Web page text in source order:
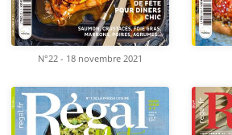
N°22 - 18 novembre 2021